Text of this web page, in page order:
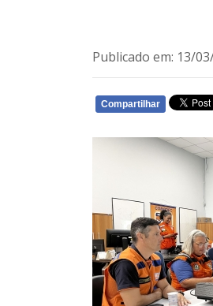
Publicado em: 13/
Compartilhar